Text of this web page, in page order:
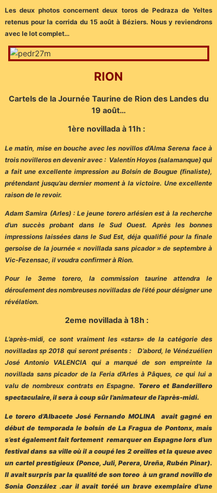
Les deux photos concernent deux toros de Pedraza de Yeltes
retenus pour la corrida du 15 août à Béziers. Nous y reviendrons
avec le lot complet…
RION
Cartels de la Journée Taurine de Rion des Landes du
19 août…
1ère novillada à 11h :
Le matin, mise en bouche avec les novillos d’Alma Serena face à
trois novilleros en devenir avec : Valentín Hoyos (salamanque) qui
a fait une excellente impression au Bolsín de Bougue (finaliste),
prétendant jusqu’au dernier moment à la victoire. Une excellente
raison de le revoir.
Adam Samira (Arles) : Le jeune torero arlésien est à la recherche
d’un succès probant dans le Sud Ouest. Après les bonnes
impressions laissées dans le Sud Est, déja qualifié pour la finale
gersoise de la journée « novillada sans picador » de septembre à
Vic-Fezensac, il voudra confirmer à Rion.
Pour le 3eme torero, la commission taurine attendra le
déroulement des nombreuses novilladas de l’été pour désigner une
révélation.
2eme novillada à 18h :
L’après-midi, ce sont vraiment les «stars» de la catégorie des
novilladas sp 2018 qui seront présents : D’abord, le Vénézuélien
José Antonio VALENCIA qui a marqué de son empreinte la
novillada sans picador de la Feria d’Arles à Pâques, ce qui lui a
valu de nombreux contrats en Espagne. Torero et Banderillero
spectaculaire, il sera à coup sûr l’animateur de l’après-midi.
Le torero d’Albacete José Fernando MOLINA avait gagné en
début de temporada le bolsín de La Fragua de Pontonx, mais
s’est également fait fortement remarquer en Espagne lors d’un
festival dans sa ville où il a coupé les 2 oreilles et la queue avec
un cartel prestigieux (Ponce, Juli, Perera, Ureña, Rubén Pinar).
Il avait surpris par la qualité de son toreo à un grand novillo de
Sonia González .car il avait toréé un brave exemplaire d’une